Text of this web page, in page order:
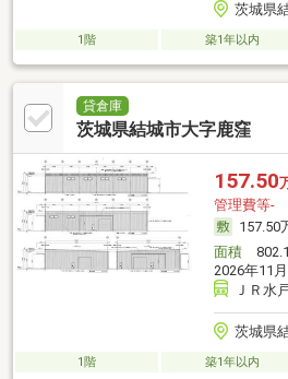
茨城県
1階 築1年以内
貸倉庫
茨城県結城市大字鹿窪
157.50
管理費等-
157.50
面積
2026年11
ＪＲ水
茨城県
1階 築1年以内